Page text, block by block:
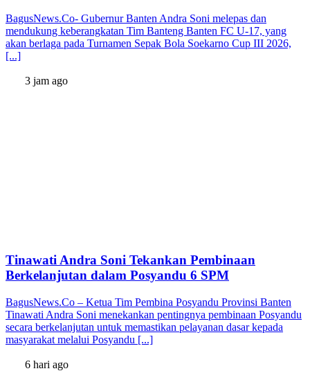
BagusNews.Co- Gubernur Banten Andra Soni melepas dan
mendukung keberangkatan Tim Banteng Banten FC U-17, yang
akan berlaga pada Turnamen Sepak Bola Soekarno Cup III 2026,
[...]
3 jam ago
Tinawati Andra Soni Tekankan Pembinaan
Berkelanjutan dalam Posyandu 6 SPM
BagusNews.Co – Ketua Tim Pembina Posyandu Provinsi Banten
Tinawati Andra Soni menekankan pentingnya pembinaan Posyandu
secara berkelanjutan untuk memastikan pelayanan dasar kepada
masyarakat melalui Posyandu [...]
6 hari ago